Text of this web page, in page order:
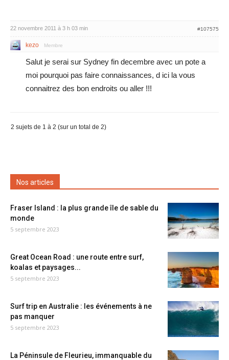
22 novembre 2011 à 3 h 03 min #107575
kezo Membre
Salut je serai sur Sydney fin decembre avec un pote a
moi pourquoi pas faire connaissances, d ici la vous
connaitrez des bon endroits ou aller !!!
2 sujets de 1 à 2 (sur un total de 2)
Nos articles
Fraser Island : la plus grande île de sable du
monde
5 septembre 2023
Great Ocean Road : une route entre surf,
koalas et paysages...
5 septembre 2023
Surf trip en Australie : les événements à ne
pas manquer
5 septembre 2023
La Péninsule de Fleurieu, immanquable du